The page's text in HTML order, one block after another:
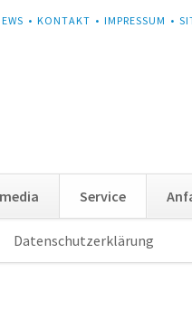
KONTAKT IMPRESSUM
Service
Datenschutzerklärung